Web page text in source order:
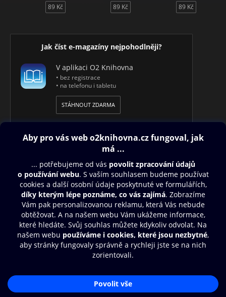
89 Kč 89 Kč 89 Kč
Jak číst e-magazíny nejpohodlněji?
V aplikaci O2 Knihovna
• bez registrace
• na telefonu i tabletu
STÁHNOUT ZDARMA
Obsah ke stažení
Moje O2 Knihovna
Další zábava
© O2 Czech Republic a.s.
Aplikace O2 Knihovna